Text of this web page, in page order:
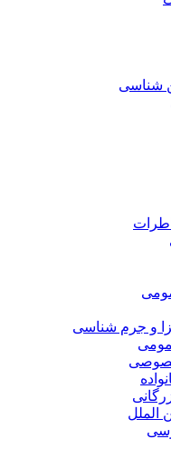
شناسی
و جرم شناسی
الملل